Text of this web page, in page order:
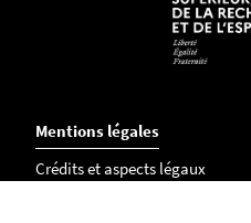
Mentions légales
Crédits et aspects légaux